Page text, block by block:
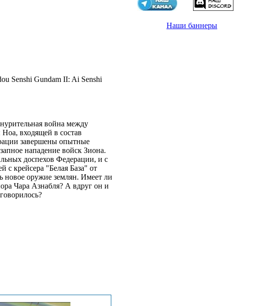
война между
входящей в состав
завершены опытные
нападение войск Зиона.
доспехов Федерации, и с
с крейсера "Белая База" от
новое оружие землян. Имеет ли
Чара Азнабля? А вдруг он и
Наши баннеры